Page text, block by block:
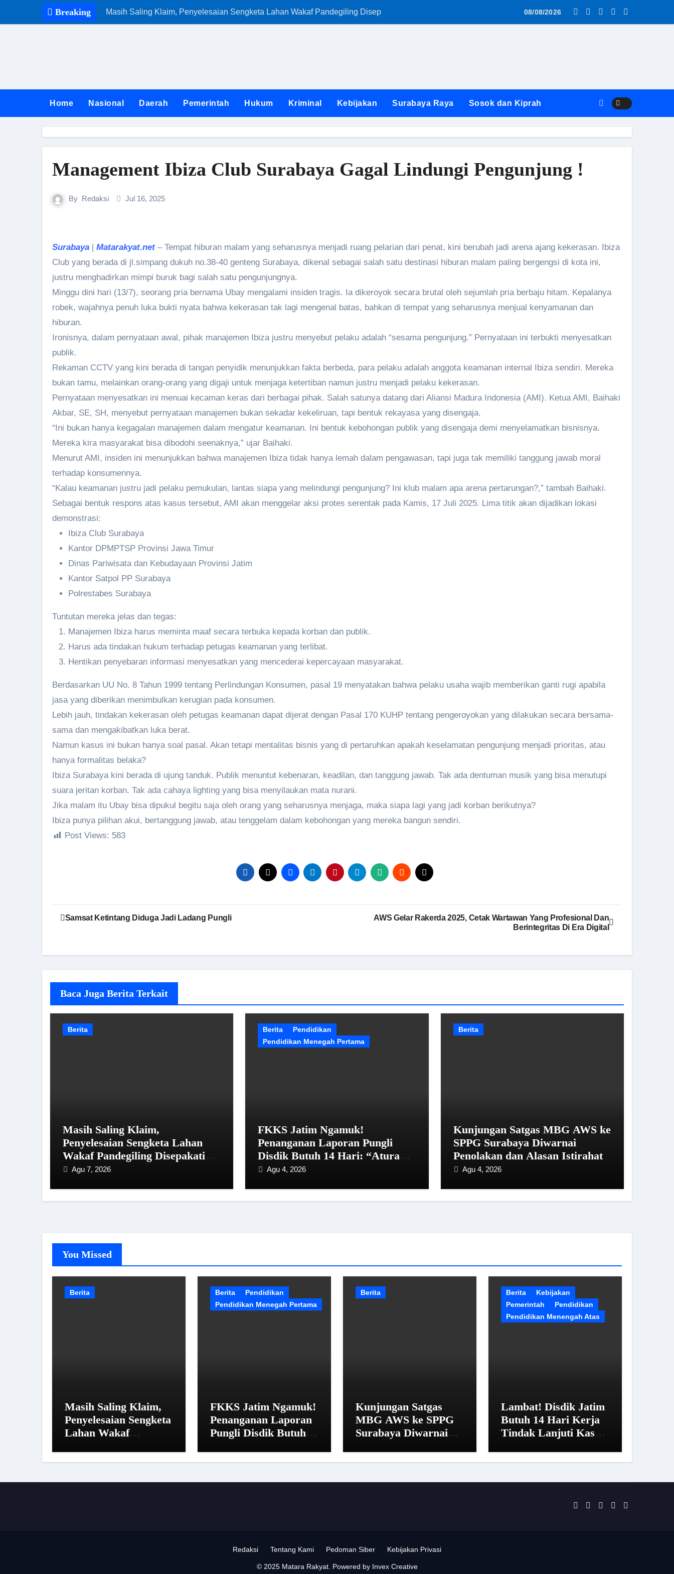
Breaking Masih Saling Klaim, Penyelesaian Sengketa Lahan Wakaf Pandegiling Disepakati Lewat Jalur HukumFKKS Jatim Ngamuk! Penanganan Laporan Pungli Disdik Butuh 14 Hari:
08/08/2026
Home Nasional Daerah Pemerintah Hukum Kriminal Kebijakan Surabaya Raya Sosok dan Kiprah
Management Ibiza Club Surabaya Gagal Lindungi Pengunjung !
By Redaksi Jul 16, 2025
Surabaya | Matarakyat.net– Tempat hiburan malam yang seharusnya menjadi ruang pelarian dari penat, kini berubah jadi arena ajang kekerasan. Ibiza
Club yang berada di jl.simpang dukuh no.38-40 genteng Surabaya, dikenal sebagai salah satu destinasi hiburan malam paling bergengsi di kota ini,
justru menghadirkan mimpi buruk bagi salah satu pengunjungnya.
Minggu dini hari (13/7), seorang pria bernama Ubay mengalami insiden tragis. Ia dikeroyok secara brutal oleh sejumlah pria berbaju hitam. Kepalanya
robek, wajahnya penuh luka bukti nyata bahwa kekerasan tak lagi mengenal batas, bahkan di tempat yang seharusnya menjual kenyamanan dan
hiburan.
Ironisnya, dalam pernyataan awal, pihak manajemen Ibiza justru menyebut pelaku adalah “sesama pengunjung.” Pernyataan ini terbukti menyesatkan
publik.
Rekaman CCTV yang kini berada di tangan penyidik menunjukkan fakta berbeda, para pelaku adalah anggota keamanan internal Ibiza sendiri. Mereka
bukan tamu, melainkan orang-orang yang digaji untuk menjaga ketertiban namun justru menjadi pelaku kekerasan.
Pernyataan menyesatkan ini menuai kecaman keras dari berbagai pihak. Salah satunya datang dari Aliansi Madura Indonesia (AMI). Ketua AMI, Baihaki
Akbar, SE, SH, menyebut pernyataan manajemen bukan sekadar kekeliruan, tapi bentuk rekayasa yang disengaja.
“Ini bukan hanya kegagalan manajemen dalam mengatur keamanan. Ini bentuk kebohongan publik yang disengaja demi menyelamatkan bisnisnya.
Mereka kira masyarakat bisa dibodohi seenaknya,” ujar Baihaki.
Menurut AMI, insiden ini menunjukkan bahwa manajemen Ibiza tidak hanya lemah dalam pengawasan, tapi juga tak memiliki tanggung jawab moral
terhadap konsumennya.
“Kalau keamanan justru jadi pelaku pemukulan, lantas siapa yang melindungi pengunjung? Ini klub malam apa arena pertarungan?,” tambah Baihaki.
Sebagai bentuk respons atas kasus tersebut, AMI akan menggelar aksi protes serentak pada Kamis, 17 Juli 2025. Lima titik akan dijadikan lokasi
demonstrasi:
Ibiza Club Surabaya
Kantor DPMPTSP Provinsi Jawa Timur
Dinas Pariwisata dan Kebudayaan Provinsi Jatim
Kantor Satpol PP Surabaya
Polrestabes Surabaya
Tuntutan mereka jelas dan tegas:
Manajemen Ibiza harus meminta maaf secara terbuka kepada korban dan publik.
Harus ada tindakan hukum terhadap petugas keamanan yang terlibat.
Hentikan penyebaran informasi menyesatkan yang mencederai kepercayaan masyarakat.
Berdasarkan UU No. 8 Tahun 1999 tentang Perlindungan Konsumen, pasal 19 menyatakan bahwa pelaku usaha wajib memberikan ganti rugi apabila
jasa yang diberikan menimbulkan kerugian pada konsumen.
Lebih jauh, tindakan kekerasan oleh petugas keamanan dapat dijerat dengan Pasal 170 KUHP tentang pengeroyokan yang dilakukan secara bersama-
sama dan mengakibatkan luka berat.
Namun kasus ini bukan hanya soal pasal. Akan tetapi mentalitas bisnis yang di pertaruhkan apakah keselamatan pengunjung menjadi prioritas, atau
hanya formalitas belaka?
Ibiza Surabaya kini berada di ujung tanduk. Publik menuntut kebenaran, keadilan, dan tanggung jawab. Tak ada dentuman musik yang bisa menutupi
suara jeritan korban. Tak ada cahaya lighting yang bisa menyilaukan mata nurani.
Jika malam itu Ubay bisa dipukul begitu saja oleh orang yang seharusnya menjaga, maka siapa lagi yang jadi korban berikutnya?
Ibiza punya pilihan akui, bertanggung jawab, atau tenggelam dalam kebohongan yang mereka bangun sendiri.
Post Views: 583
Navigasi
Samsat Ketintang Diduga Jadi Ladang Pungli
AWS Gelar Rakerda 2025, Cetak Wartawan Yang Profesional Dan
Berintegritas Di Era Digital
Baca Juga Berita Terkait
Berita
Masih Saling Klaim,
Penyelesaian Sengketa Lahan
Wakaf Pandegiling Disepakati
Lewat Jalur Hukum
Agu 7, 2026
Berita
Pendidikan
Pendidikan Menegah Pertama
FKKS Jatim Ngamuk!
Penanganan Laporan Pungli
Disdik Butuh 14 Hari: “Aturan
dari Mana?”
Agu 4, 2026
Berita
Kunjungan Satgas MBG AWS ke
SPPG Surabaya Diwarnai
Penolakan dan Alasan Istirahat
Agu 4, 2026
You Missed
Berita
Masih Saling Klaim,
Penyelesaian Sengketa
Lahan Wakaf
Lewat Jalur Hukum
Berita
Pendidikan
Pendidikan Menegah Pertama
FKKS Jatim Ngamuk!
Penanganan Laporan
Pungli Disdik Butuh
Mana?”
Berita
Kunjungan Satgas
MBG AWS ke SPPG
Surabaya Diwarnai
Istirahat
Berita
Kebijakan
Pemerintah
Pendidikan
Pendidikan Menengah Atas
Lambat! Disdik Jatim
Butuh 14 Hari Kerja
Tindak Lanjuti Kasus
Redaksi Tentang Kami Pedoman Siber Kebijakan Privasi
© 2025 Matara Rakyat. Powered by Invex Creative